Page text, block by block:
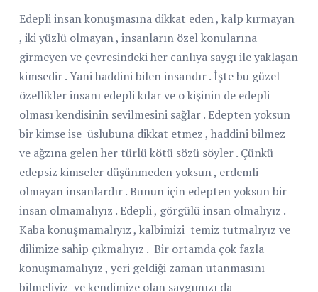
Edepli insan konuşmasına dikkat eden , kalp kırmayan
, iki yüzlü olmayan , insanların özel konularına
girmeyen ve çevresindeki her canlıya saygı ile yaklaşan
kimsedir . Yani haddini bilen insandır . İşte bu güzel
özellikler insanı edepli kılar ve o kişinin de edepli
olması kendisinin sevilmesini sağlar . Edepten yoksun
bir kimse ise üslubuna dikkat etmez , haddini bilmez
ve ağzına gelen her türlü kötü sözü söyler . Çünkü
edepsiz kimseler düşünmeden yoksun , erdemli
olmayan insanlardır . Bunun için edepten yoksun bir
insan olmamalıyız . Edepli , görgülü insan olmalıyız .
Kaba konuşmamalıyız , kalbimizi temiz tutmalıyız ve
dilimize sahip çıkmalıyız . Bir ortamda çok fazla
konuşmamalıyız , yeri geldiği zaman utanmasını
bilmeliyiz ve kendimize olan saygımızı da